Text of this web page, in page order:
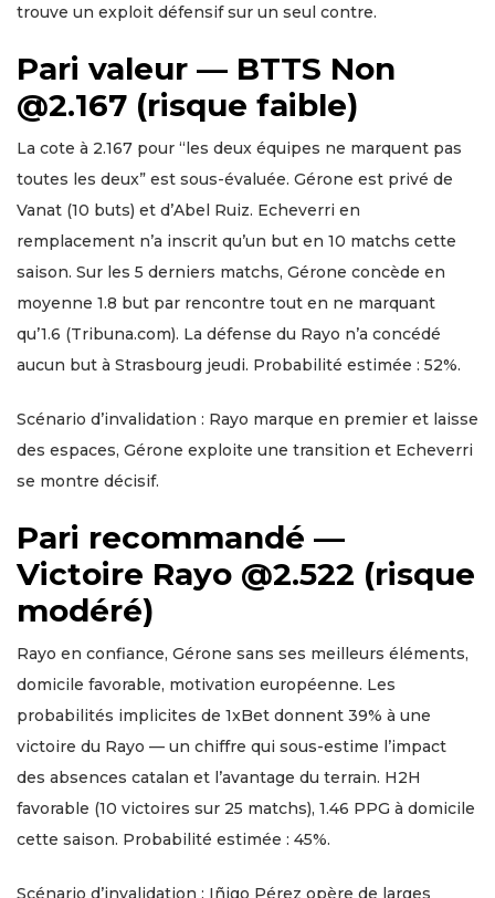
trouve un exploit défensif sur un seul contre.
Pari valeur — BTTS Non
@2.167 (risque faible)
La cote à 2.167 pour “les deux équipes ne marquent pas
toutes les deux” est sous-évaluée. Gérone est privé de
Vanat (10 buts) et d’Abel Ruiz. Echeverri en
remplacement n’a inscrit qu’un but en 10 matchs cette
saison. Sur les 5 derniers matchs, Gérone concède en
moyenne 1.8 but par rencontre tout en ne marquant
qu’1.6 (Tribuna.com). La défense du Rayo n’a concédé
aucun but à Strasbourg jeudi. Probabilité estimée : 52%.
Scénario d’invalidation : Rayo marque en premier et laisse
des espaces, Gérone exploite une transition et Echeverri
se montre décisif.
Pari recommandé —
Victoire Rayo @2.522 (risque
modéré)
Rayo en confiance, Gérone sans ses meilleurs éléments,
domicile favorable, motivation européenne. Les
probabilités implicites de 1xBet donnent 39% à une
victoire du Rayo — un chiffre qui sous-estime l’impact
des absences catalan et l’avantage du terrain. H2H
favorable (10 victoires sur 25 matchs), 1.46 PPG à domicile
cette saison. Probabilité estimée : 45%.
Scénario d’invalidation : Iñigo Pérez opère de larges